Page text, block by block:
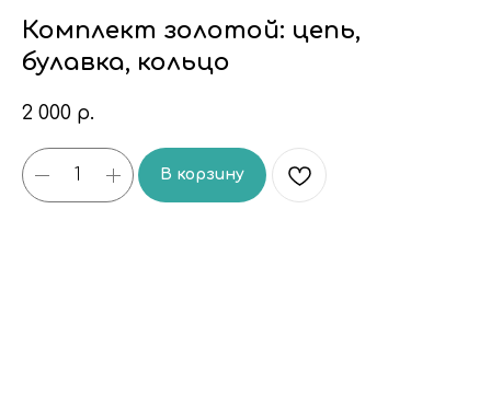
Комплект золотой: цепь,
булавка, кольцо
2 000 р.
В корзину